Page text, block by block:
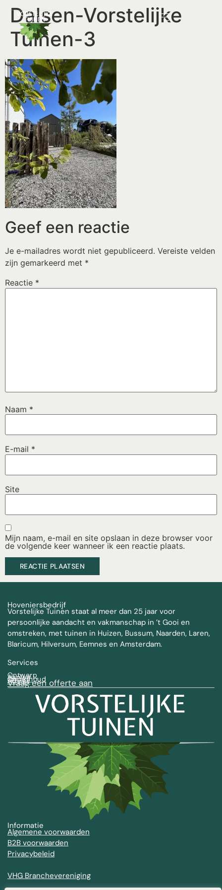
Dalsen-Vorstelijke
Tuinen-3
Geef een reactie
Je e-mailadres wordt niet gepubliceerd. Vereiste velden
zijn gemarkeerd met *
Reactie *
Naam *
E-mail *
Site
Mijn naam, e-mail en site opslaan in deze browser voor
de volgende keer wanneer ik een reactie plaats.
Hoveniersbedrijf
Vorstelijke Tuinen staat al meer dan 25 jaar voor
persoonlijke aandacht en vakmanschap in ’t Gooi en
omstreken, met tuinen in Huizen, Bussum, Naarden, Laren,
Blaricum, Hilversum, Eemnes en Amsterdam.
Services
Ontwerp
Aanleg
Onderhoud
Advies
Vraag een offerte aan
Informatie
Algemene voorwaarden
B2B voorwaarden
Privacybeleid
VHG Branchevereniging